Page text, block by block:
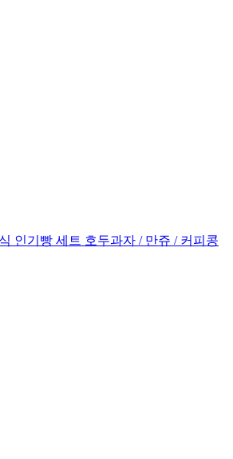
인기빵 세트 호두과자 / 만쥬 / 커피콩